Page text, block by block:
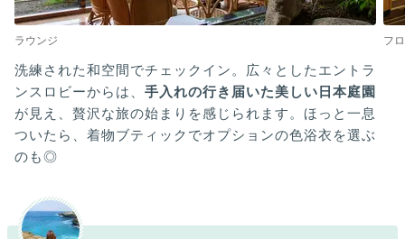
ラウンジ フ
洗練された和空間でチェックイン。広々としたエントラ
ンスロビーからは、手入れの行き届いた美しい日本庭園
が見え、贅沢な旅の始まりを感じられます。ほっと一息
ついたら、着物ブティックでオプションの色浴衣を選ぶ
のも◎